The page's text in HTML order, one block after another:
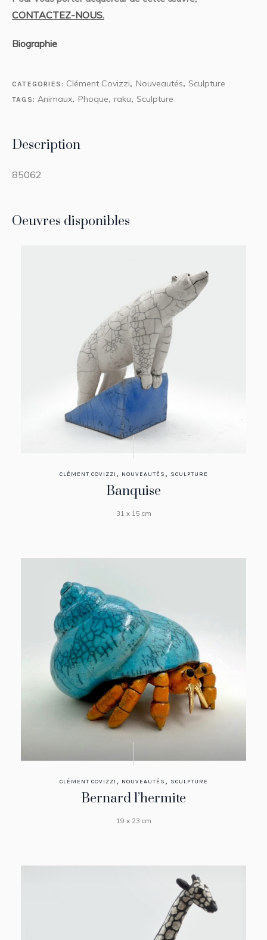
CONTACTEZ-NOUS.
Biographie
CATEGORIES: Clément Covizzi, Nouveautés, Sculpture
TAGS: Animaux, Phoque,raku, Sculpture
Description
85062
Oeuvres disponibles
CLÉMENT COVIZZI , NOUVEAUTÉS , SCULPTURE
Banquise
31 x 15 cm
CLÉMENT COVIZZI , NOUVEAUTÉS , SCULPTURE
Bernard l’hermite
19 x 23 cm